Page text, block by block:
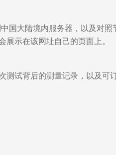
国大陆境内服务器，以及对照
示在该网址自己的页面上。
测试背后的测量记录，以及可